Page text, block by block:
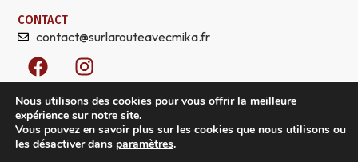
CONTACT
contact@surlarouteavecmika.fr
F
a
c
e
b
o
I
n
s
t
a
g
Nous utilisons des cookies pour vous offrir la meilleure
expérience sur notre site.
Vous pouvez en savoir plus sur les cookies que nous utilisons ou
les désactiver dans paramètres.